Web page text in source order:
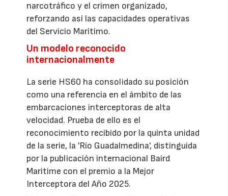
narcotráfico y el crimen organizado,
reforzando así las capacidades operativas
del Servicio Marítimo.
Un modelo reconocido
internacionalmente
La serie HS60 ha consolidado su posición
como una referencia en el ámbito de las
embarcaciones interceptoras de alta
velocidad. Prueba de ello es el
reconocimiento recibido por la quinta unidad
de la serie, la 'Río Guadalmedina', distinguida
por la publicación internacional Baird
Maritime con el premio a la Mejor
Interceptora del Año 2025.